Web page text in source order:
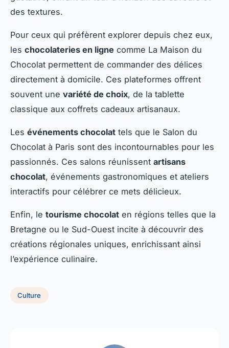
des textures.
Pour ceux qui préfèrent explorer depuis chez eux,
les chocolateries en ligne comme La Maison du
Chocolat permettent de commander des délices
directement à domicile. Ces plateformes offrent
souvent une variété de choix, de la tablette
classique aux coffrets cadeaux artisanaux.
Les événements chocolat tels que le Salon du
Chocolat à Paris sont des incontournables pour les
passionnés. Ces salons réunissent artisans
chocolat, événements gastronomiques et ateliers
interactifs pour célébrer ce mets délicieux.
Enfin, le tourisme chocolat en régions telles que la
Bretagne ou le Sud-Ouest incite à découvrir des
créations régionales uniques, enrichissant ainsi
l’expérience culinaire.
Culture